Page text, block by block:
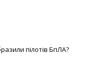
пілотів БпЛА?